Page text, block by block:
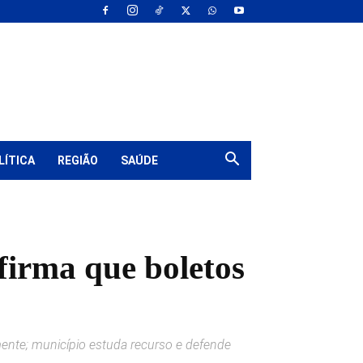
REGIÃO SAÚDE
que boletos
município estuda recurso e defende